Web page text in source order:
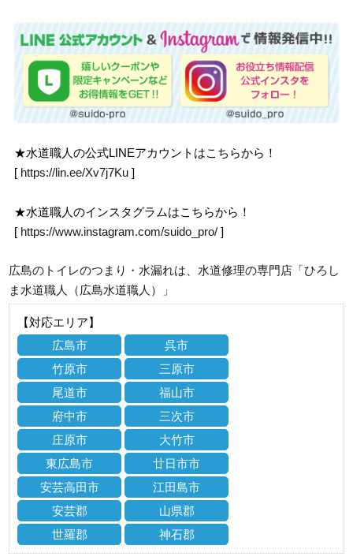
★水道職人の公式LINEアカウントはこちらから！
[ https://lin.ee/Xv7j7Ku ]
★水道職人のインスタグラムはこちらから！
[ https://www.instagram.com/suido_pro/ ]
広島のトイレのつまり・水漏れは、水道修理の専門店「ひろし
ま水道職人（広島水道職人）」
【対応エリア】
広島市
呉市
竹原市
三原市
尾道市
福山市
府中市
三次市
庄原市
大竹市
東広島市
廿日市市
安芸高田市
江田島市
安芸郡
山県郡
世羅郡
神石郡